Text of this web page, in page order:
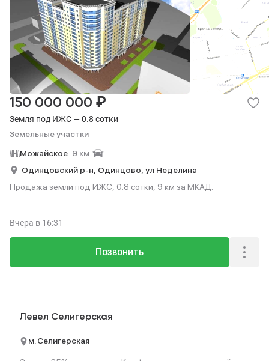
Земля под ИЖС — 0.8 сотки
Земельные участки
150 000 000 ₽
Можайское 9 км
Одинцовский р-н, Одинцово, ул Неделина
Продажа земли под ИЖС, 0.8 сотки, 9 км за МКАД.
Позвонить
Вчера в 16:31
Левел Селигерская
м. Селигерская